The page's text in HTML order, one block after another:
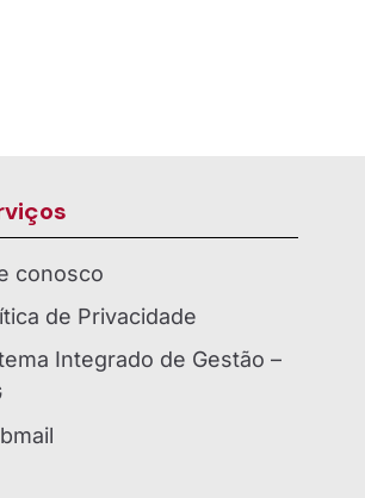
conosco
de Privacidade
Integrado de Gestão –